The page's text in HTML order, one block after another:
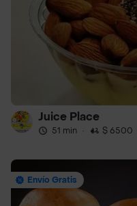
Juice Place
51 min · $ 6500
Envío Gratis